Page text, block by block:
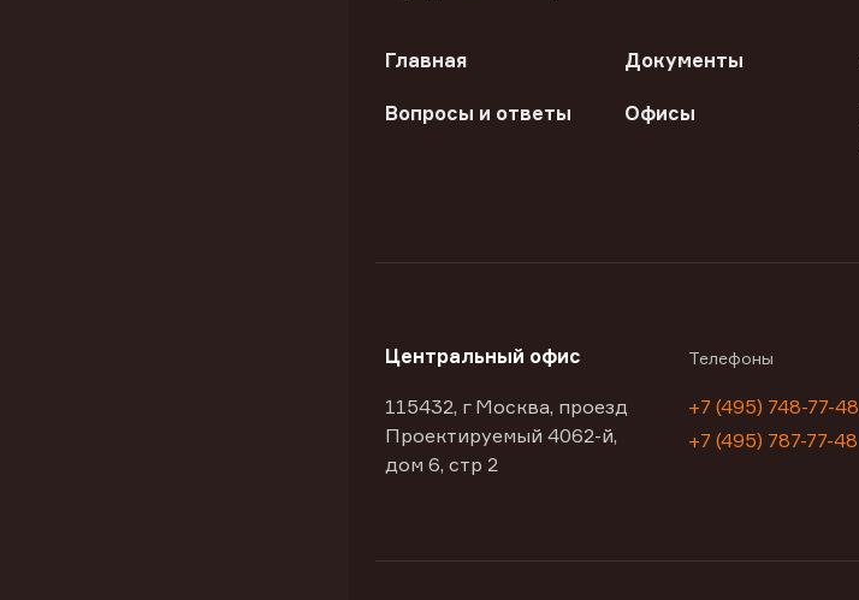
Главная Документы
Вопросы и ответы Офисы
Центральный офис
115432, г Москва, проезд
Проектируемый 4062-й,
дом 6, стр 2
Телефоны
+7 (495) 748-77-48
+7 (495) 787-77-48